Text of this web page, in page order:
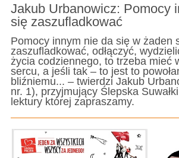
Jakub Urbanowicz: Pomocy
się zaszufladkować
Pomocy innym nie da się w żaden
zaszufladkować, odłączyć,
życia codziennego, to trzeba mieć
sercu, a jeśli tak – to jest to
bliźniemu... – twierdzi Jakub
nr. 1), przyjmujący Ślepska
lektury której zapraszamy.